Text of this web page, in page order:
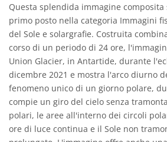
Questa splendida immagine
primo posto nella categoria Immagini
del Sole e solargrafie. Costruita
corso di un periodo di 24 ore,
Union Glacier, in Antartide, durante
dicembre 2021 e mostra l'arco diurno
fenomeno unico di un giorno polare,
compie un giro del cielo senza
polari, le aree all'interno dei circoli
ore di luce continua e il Sole non